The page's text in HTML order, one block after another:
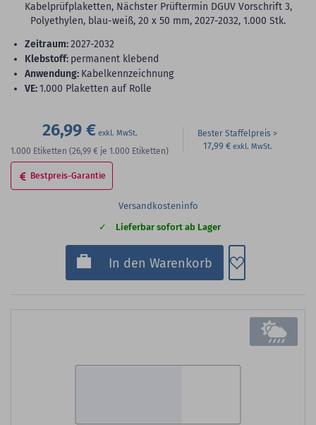
Kabelprüfplaketten, Nächster Prüftermin DGUV Vorschrift 3,
Polyethylen, blau-weiß, 20 x 50 mm, 2027-2032, 1.000 Stk.
Zeitraum:2027-2032
Klebstoff: permanent klebend
Anwendung: Kabelkennzeichnung
VE:1.000 Plaketten auf Rolle
26,99 €
1.000 Etiketten (26,99 € je 1.000 Etiketten)
Bester Staffelpreis
17,99 €
Bestpreis-Garantie
Versandkosteninfo
Lieferbar sofort ab Lager
In den Warenkorb Zum